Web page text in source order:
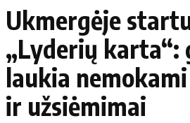
Ukmergėje
„Lyderių karta“:
laukia
ir užsiėmimai